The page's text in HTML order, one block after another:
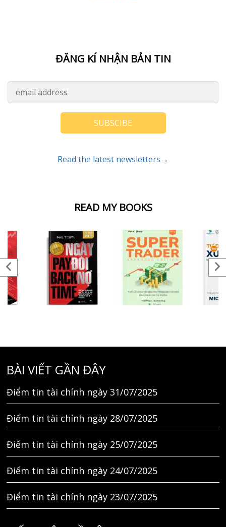
READ MY BOOKS
ĐĂNG KÍ NHẬN BẢN TIN
SUBSCIBE
Read the latest newsletters→
BÀI VIẾT GẦN ĐÂY
Điểm tin tài chính ngày 31/07/2025
Điểm tin tài chính ngày 28/07/2025
Điểm tin tài chính ngày 25/07/2025
Điểm tin tài chính ngày 24/07/2025
Điểm tin tài chính ngày 23/07/2025